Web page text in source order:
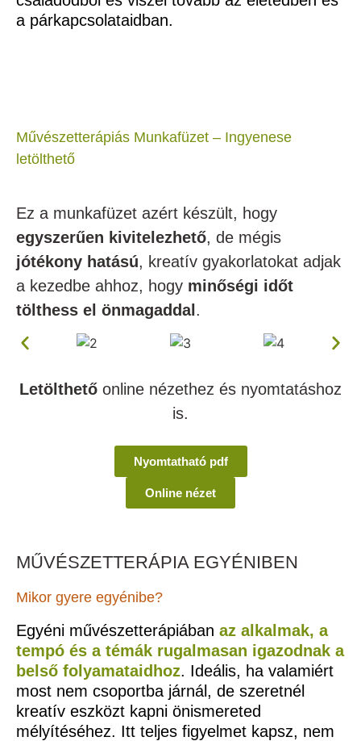
a párkapcsolataidban.
Művészetterápiás Munkafüzet – Ingyenese
letölthető
Ez a munkafüzet azért készült, hogy
egyszerűen kivitelezhető, de mégis
jótékony hatású, kreatív gyakorlatokat adjak
a kezedbe ahhoz, hogy minőségi időt
tölthess el önmagaddal .
Letölthető online nézethez és nyomtatáshoz
is.
Nyomtatható pdf
Online nézet
MŰVÉSZETTERÁPIA EGYÉNIBEN
Mikor gyere egyénibe?
Egyéni művészetterápiában az alkalmak, a
tempó és a témák rugalmasan igazodnak a
belső folyamataidhoz. Ideális, ha valamiért
most nem csoportba járnál, de szeretnél
kreatív eszközt kapni önismereted
mélyítéséhez. Itt teljes figyelmet kapsz, nem